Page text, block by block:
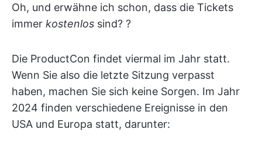
Oh, und erwähne ich schon, dass die Tickets
immer kostenlos sind? ?
Die ProductCon findet viermal im Jahr statt.
Wenn Sie also die letzte Sitzung verpasst
haben, machen Sie sich keine Sorgen. Im Jahr
2024 finden verschiedene Ereignisse in den
USA und Europa statt, darunter: